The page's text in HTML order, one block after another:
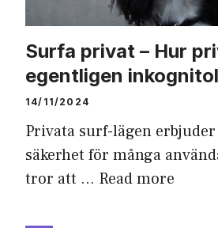
Surfa privat – Hur
egentligen
14/11/2024
Privata surf-lägen
säkerhet för många
tror att … Read more